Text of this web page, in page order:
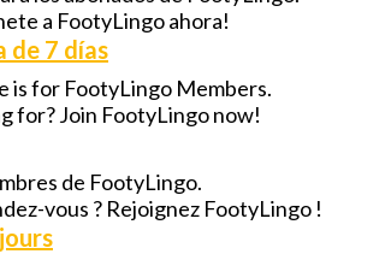
a FootyLingo ahora!
de 7 días
is for FootyLingo Members.
for? Join FootyLingo now!
de FootyLingo.
vous ? Rejoignez FootyLingo !